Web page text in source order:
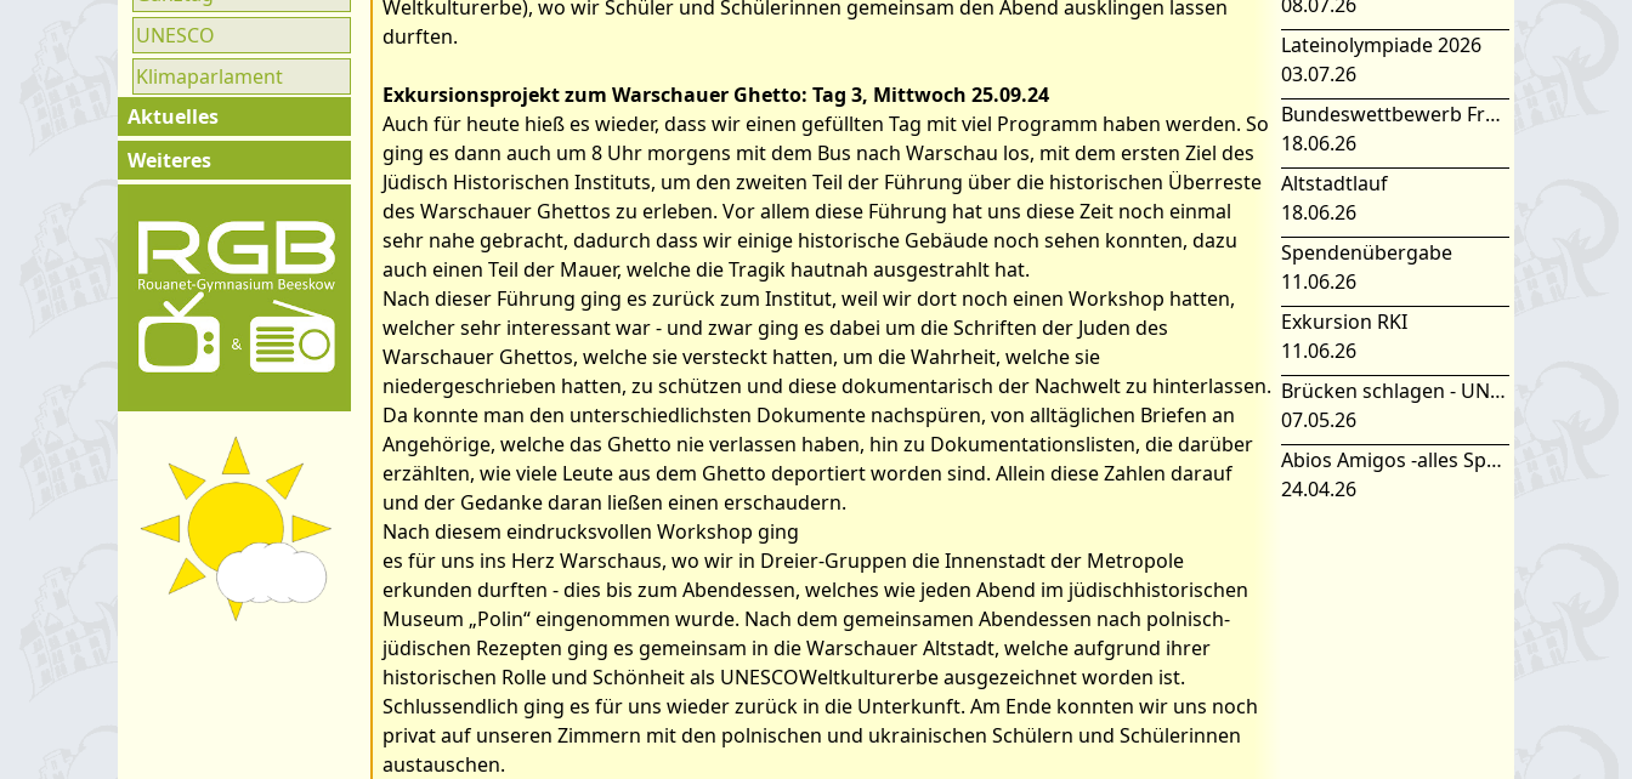
UNESCO
Klimaparlament
Aktuelles
Exkursionen
Konzerte &
Ausstellungen
Wettkämpfe &
Olympiaden
Schüleraustausch
Projektwoche
Weitere
Veranstaltungen
Weiteres
Kontakt
Organigramm
Schulprogramm
Hygienekonzept
Weltkulturerbe), wo wir Schüler und Schülerinnen gemeinsam den Abend ausklingen lassen
durften.
Exkursionsprojekt zum Warschauer Ghetto: Tag 3, Mittwoch 25.09.24
Auch für heute hieß es wieder, dass wir einen gefüllten Tag mit viel Programm haben werden. So
ging es dann auch um 8 Uhr morgens mit dem Bus nach Warschau los, mit dem ersten Ziel des
Jüdisch Historischen Instituts, um den zweiten Teil der Führung über die historischen Überreste
des Warschauer Ghettos zu erleben. Vor allem diese Führung hat uns diese Zeit noch einmal
sehr nahe gebracht, dadurch dass wir einige historische Gebäude noch sehen konnten, dazu
auch einen Teil der Mauer, welche die Tragik hautnah ausgestrahlt hat.
Nach dieser Führung ging es zurück zum Institut, weil wir dort noch einen Workshop hatten,
welcher sehr interessant war - und zwar ging es dabei um die Schriften der Juden des
Warschauer Ghettos, welche sie versteckt hatten, um die Wahrheit, welche sie
niedergeschrieben hatten, zu schützen und diese dokumentarisch der Nachwelt zu hinterlassen.
Da konnte man den unterschiedlichsten Dokumente nachspüren, von alltäglichen Briefen an
Angehörige, welche das Ghetto nie verlassen haben, hin zu Dokumentationslisten, die darüber
erzählten, wie viele Leute aus dem Ghetto deportiert worden sind. Allein diese Zahlen darauf
und der Gedanke daran ließen einen erschaudern.
Nach diesem eindrucksvollen Workshop ging
es für uns ins Herz Warschaus, wo wir in Dreier-Gruppen die Innenstadt der Metropole
erkunden durften - dies bis zum Abendessen, welches wie jeden Abend im jüdischhistorischen
Museum „Polin“ eingenommen wurde. Nach dem gemeinsamen Abendessen nach polnisch-
jüdischen Rezepten ging es gemeinsam in die Warschauer Altstadt, welche aufgrund ihrer
historischen Rolle und Schönheit als UNESCOWeltkulturerbe ausgezeichnet worden ist.
Schlussendlich ging es für uns wieder zurück in die Unterkunft. Am Ende konnten wir uns noch
privat auf unseren Zimmern mit den polnischen und ukrainischen Schülern und Schülerinnen
austauschen.
Bilder zum Artikel: Warschau 2
Lateinolympiade 2026
03.07.26
Bundeswettbewerb Fremdsprachen
18.06.26
Altstadtlauf
18.06.26
Spendenübergabe
11.06.26
Exkursion RKI
11.06.26
Brücken schlagen - UNESCO Projekttag 2026
07.05.26
Abios Amigos -alles Spanisch oder was
24.04.26